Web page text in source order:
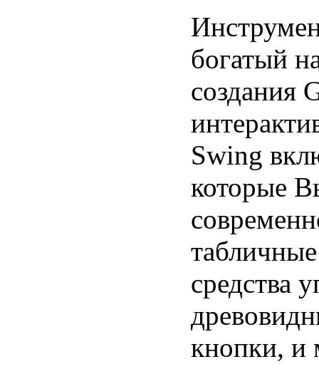
богатый
создания
Swing
которые
средства
кнопки, и